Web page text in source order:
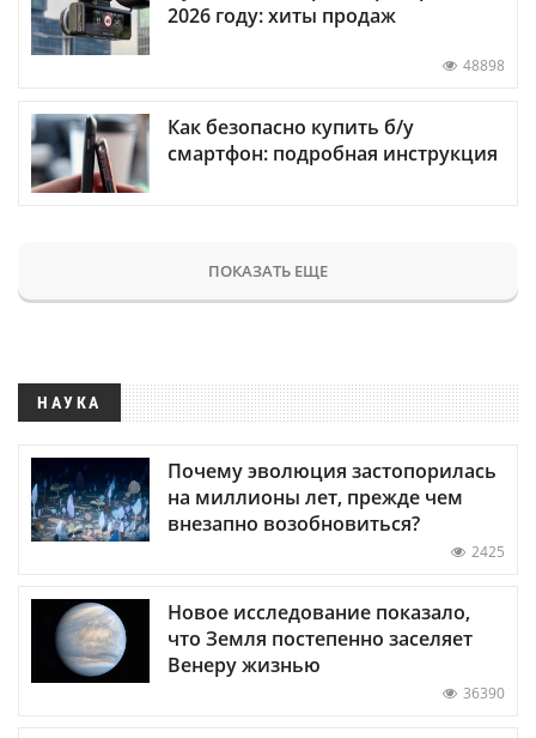
2026 году: хиты продаж
48898
Как безопасно купить б/у
смартфон: подробная инструкция
ПОКАЗАТЬ ЕЩЕ
НАУКА
Почему эволюция застопорилась
на миллионы лет, прежде чем
внезапно возобновиться?
2425
Новое исследование показало,
что Земля постепенно заселяет
Венеру жизнью
36390